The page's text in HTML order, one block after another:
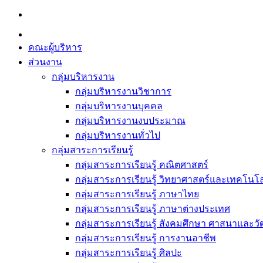
Skip
content
คณะผู้บริหาร
ส่วนงาน
กลุ่มบริหารงาน
กลุ่มบริหารงานวิชาการ
กลุ่มบริหารงานบุคคล
กลุ่มบริหารงานงบประมาณ
กลุ่มบริหารงานทั่วไป
กลุ่มสาระการเรียนรู้
กลุ่มสาระการเรียนรู้ คณิตศาสตร์
กลุ่มสาระการเรียนรู้ วิทยาศาสตร์และเทคโนโ
กลุ่มสาระการเรียนรู้ ภาษาไทย
กลุ่มสาระการเรียนรู้ ภาษาต่างประเทศ
กลุ่มสาระการเรียนรู้ สังคมศึกษา ศาสนาและ
กลุ่มสาระการเรียนรู้ การงานอาชีพ
กลุ่มสาระการเรียนรู้ ศิลปะ